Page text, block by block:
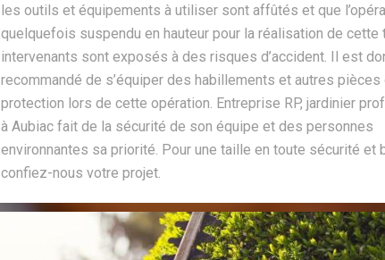
les outils et équipements à utiliser sont affûtés et que
quelquefois suspendu en hauteur pour la réalisation de cette
intervenants sont exposés à des risques d’accident. Il est
recommandé de s’équiper des habillements et autres pièces
protection lors de cette opération. Entreprise RP, jardinier
à Aubiac fait de la sécurité de son équipe et des personnes
environnantes sa priorité. Pour une taille en toute sécurité et
confiez-nous votre projet.